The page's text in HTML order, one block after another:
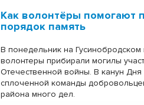
Как волонтёры помогают
порядок память
В понедельник на Гусинобродском
волонтеры прибирали могилы
Отечественной войны. В канун
сплоченной команды
района много дел.